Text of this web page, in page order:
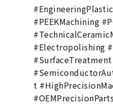
#PEEKMachining
#Electropolishing
#SurfaceTreatment
t
#OEMPrecisionParts